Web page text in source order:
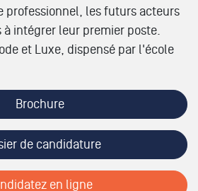
professionnel, les futurs acteurs
intégrer leur premier poste.
et Luxe, dispensé par l'école
Brochure
de candidature
en ligne